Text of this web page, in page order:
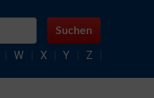
Suchen
W X Y Z